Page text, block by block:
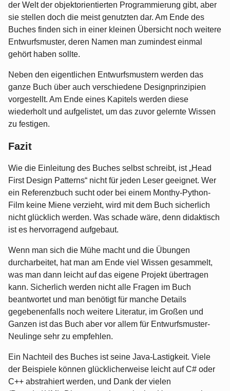
der Welt der objektorientierten Programmierung gibt, aber
sie stellen doch die meist genutzten dar. Am Ende des
Buches finden sich in einer kleinen Übersicht noch weitere
Entwurfsmuster, deren Namen man zumindest einmal
gehört haben sollte.
Neben den eigentlichen Entwurfsmustern werden das
ganze Buch über auch verschiedene Designprinzipien
vorgestellt. Am Ende eines Kapitels werden diese
wiederholt und aufgelistet, um das zuvor gelernte Wissen
zu festigen.
Fazit
Wie die Einleitung des Buches selbst schreibt, ist „Head
First Design Patterns“ nicht für jeden Leser geeignet. Wer
ein Referenzbuch sucht oder bei einem Monthy-Python-
Film keine Miene verzieht, wird mit dem Buch sicherlich
nicht glücklich werden. Was schade wäre, denn didaktisch
ist es hervorragend aufgebaut.
Wenn man sich die Mühe macht und die Übungen
durcharbeitet, hat man am Ende viel Wissen gesammelt,
was man dann leicht auf das eigene Projekt übertragen
kann. Sicherlich werden nicht alle Fragen im Buch
beantwortet und man benötigt für manche Details
gegebenenfalls noch weitere Literatur, im Großen und
Ganzen ist das Buch aber vor allem für Entwurfsmuster-
Neulinge sehr zu empfehlen.
Ein Nachteil des Buches ist seine Java-Lastigkeit. Viele
der Beispiele können glücklicherweise leicht auf C# oder
C++ abstrahiert werden, und Dank der vielen